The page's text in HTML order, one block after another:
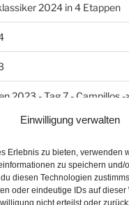
Einwilligung verwalten
Erlebnis zu bieten, verwenden
zu speichern und/
diesen Technologien
oder eindeutige IDs auf
nicht erteilst oder
2024 in 4 Etappen
2023 - Tag 7 - Campillos -
Ergo 8i ErgoPlanet
Kuba Laufen Los